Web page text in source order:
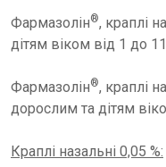
Фармазолін®, краплі
дітям віком від 1 до
Фармазолін®, краплі
дорослим та дітям
Краплі назальні 0,05 %: